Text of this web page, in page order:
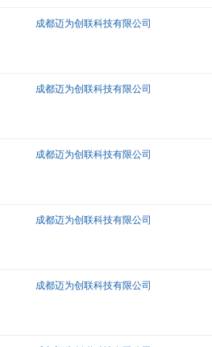
成都迈为创联科技有限公司
成都迈为创联科技有限公司
成都迈为创联科技有限公司
成都迈为创联科技有限公司
成都迈为创联科技有限公司